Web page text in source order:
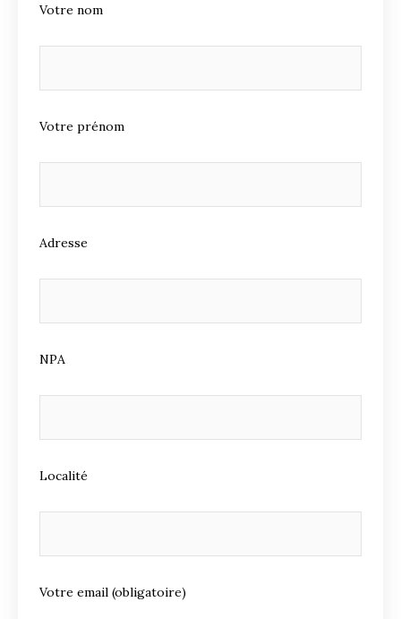
Votre nom
Votre prénom
Adresse
NPA
Localité
Votre email (obligatoire)